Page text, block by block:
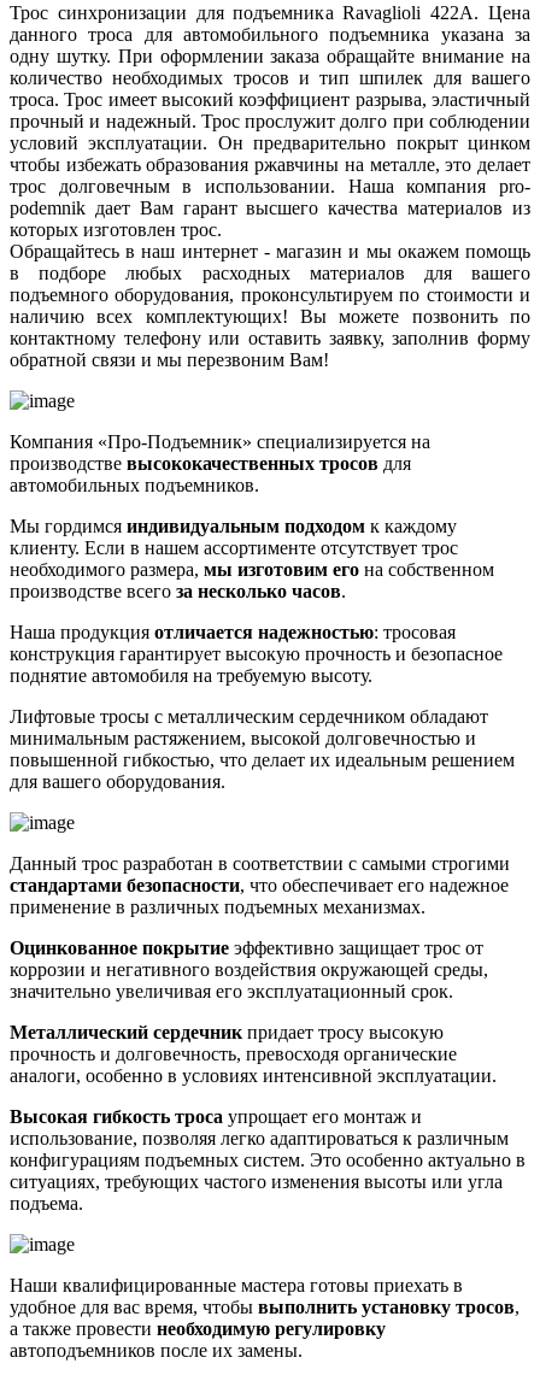
Трос синхронизации для подъемника Ravaglioli 422A. Цена
данного троса для автомобильного подъемника указана за
одну шутку. При оформлении заказа обращайте внимание на
количество необходимых тросов и тип шпилек для вашего
троса. Трос имеет высокий коэффициент разрыва, эластичный
прочный и надежный. Трос прослужит долго при соблюдении
условий эксплуатации. Он предварительно покрыт цинком
чтобы избежать образования ржавчины на металле, это делает
трос долговечным в использовании. Наша компания pro-
podemnik дает Вам гарант высшего качества материалов из
которых изготовлен трос.
Обращайтесь в наш интернет - магазин и мы окажем помощь
в подборе любых расходных материалов для вашего
подъемного оборудования, проконсультируем по стоимости и
наличию всех комплектующих! Вы можете позвонить по
контактному телефону или оставить заявку, заполнив форму
обратной связи и мы перезвоним Вам!
Компания «Про-Подъемник» специализируется на
производстве высококачественных тросов для
автомобильных подъемников.
Мы гордимся индивидуальным подходом к каждому
клиенту. Если в нашем ассортименте отсутствует трос
необходимого размера, мы изготовим его на собственном
производстве всего за несколько часов.
Наша продукция отличается надежностью: тросовая
конструкция гарантирует высокую прочность и безопасное
поднятие автомобиля на требуемую высоту.
Лифтовые тросы с металлическим сердечником обладают
минимальным растяжением, высокой долговечностью и
повышенной гибкостью, что делает их идеальным решением
для вашего оборудования.
Данный трос разработан в соответствии с самыми строгими
стандартами безопасности, что обеспечивает его надежное
применение в различных подъемных механизмах.
Оцинкованное покрытие эффективно защищает трос от
коррозии и негативного воздействия окружающей среды,
значительно увеличивая его эксплуатационный срок.
Металлический сердечник придает тросу высокую
прочность и долговечность, превосходя органические
аналоги, особенно в условиях интенсивной эксплуатации.
Высокая гибкость троса упрощает его монтаж и
использование, позволяя легко адаптироваться к различным
конфигурациям подъемных систем. Это особенно актуально в
ситуациях, требующих частого изменения высоты или угла
подъема.
Наши квалифицированные мастера готовы приехать в
удобное для вас время, чтобы выполнить установку тросов,
а также провести необходимую регулировку
автоподъемников после их замены.